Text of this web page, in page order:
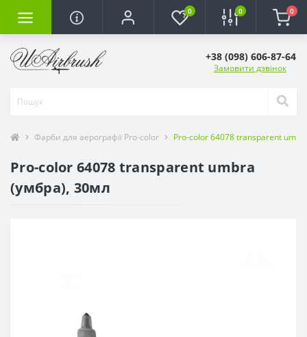
0 0 0
+38 (098) 606-87-64
Замовити дзвінок
Фарби для аерографії Pro-color Pro-color 64078 transparent
Pro-color 64078 transparent umbra
(умбра), 30мл